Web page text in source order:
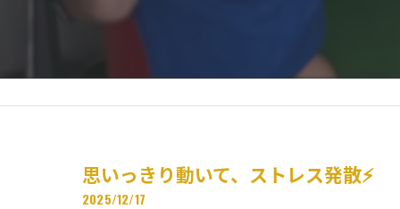
思いっきり動いて、ストレス発散⚡️
2025/12/17